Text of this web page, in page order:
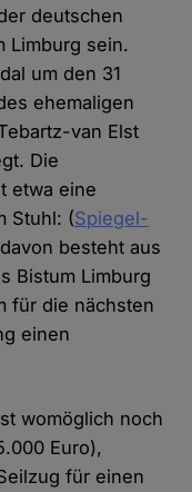
deutschen
Limburg sein.
um den 31
ehemaligen
van Elst
Die
etwa eine
Stuhl: (Spiegel-
besteht aus
Bistum Limburg
für die nächsten
einen
womöglich noch
Euro),
für einen